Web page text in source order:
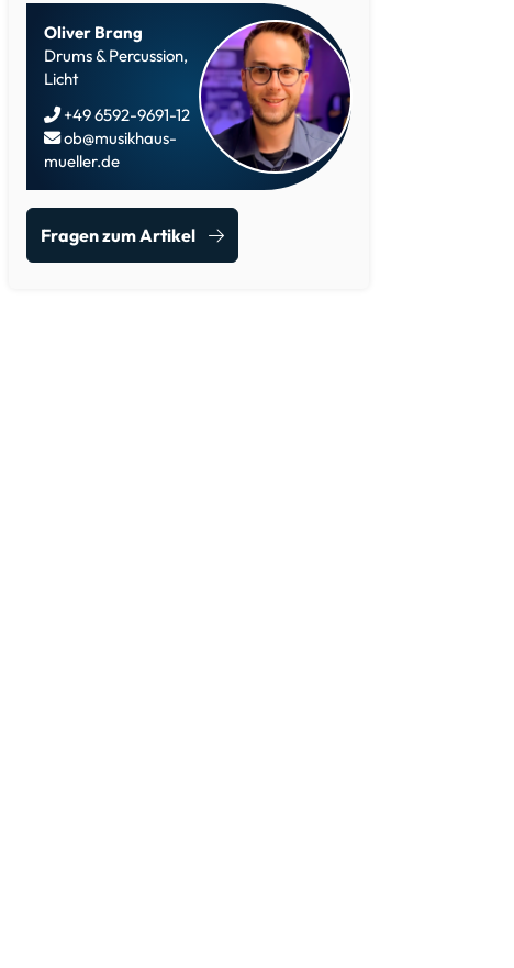
Oliver Brang
Drums & Percussion,
Licht
+49 6592-9691-12
ob@musikhaus-
mueller.de
Fragen zum Artikel